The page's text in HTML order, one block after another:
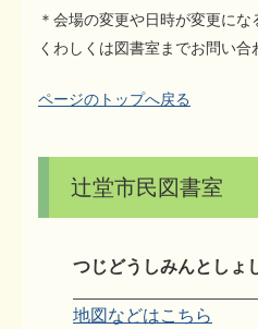
＊会場の変更や日時が変更にな
くわしくは図書室までお問い合
ページのトップへ戻る
辻堂市民図書室
つじどうしみんとしょ
地図などはこちら